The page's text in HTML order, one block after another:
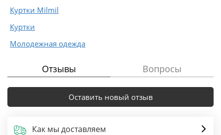
Куртки Milmil
Куртки
Молодежная одежда
Отзывы Вопросы
Оставить новый отзыв
Как мы доставляем